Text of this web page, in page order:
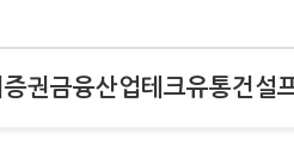
증권금융산업테크유통건설